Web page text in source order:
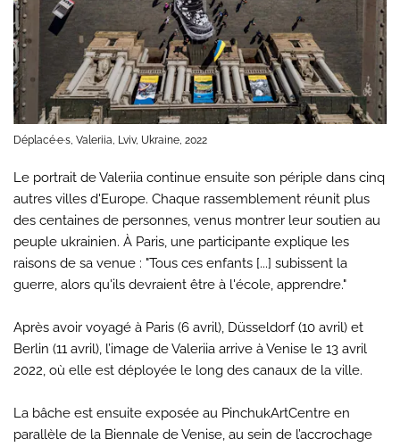
Déplacé·e·s, Valeriia, Lviv, Ukraine, 2022
Le portrait de Valeriia continue ensuite son périple dans cinq
autres villes d'Europe. Chaque rassemblement réunit plus
des centaines de personnes, venus montrer leur soutien au
peuple ukrainien. À Paris, une participante explique les
raisons de sa venue : "Tous ces enfants [...] subissent la
guerre, alors qu'ils devraient être à l'école, apprendre."
Après avoir voyagé à Paris (6 avril), Düsseldorf (10 avril) et
Berlin (11 avril), l’image de Valeriia arrive à Venise le 13 avril
2022, où elle est déployée le long des canaux de la ville.
La bâche est ensuite exposée au PinchukArtCentre en
parallèle de la Biennale de Venise, au sein de l’accrochage